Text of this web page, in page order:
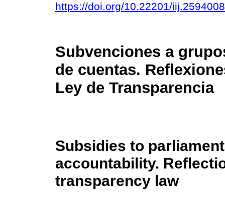
https://doi.org/10.22201/
Subvenciones a
de cuentas.
Ley de Transparencia
Subsidies to
accountability.
transparency law